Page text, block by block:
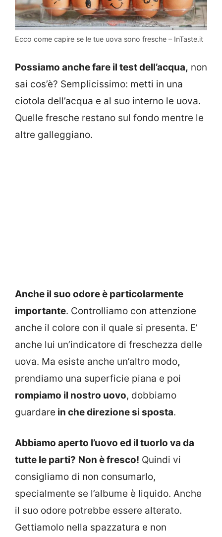
Ecco come capire se le tue uova sono fresche – InTaste.it
Possiamo anche fare il test dell’acqua, non
sai cos’è? Semplicissimo: metti in una
ciotola dell’acqua e al suo interno le uova.
Quelle fresche restano sul fondo mentre le
altre galleggiano.
Anche il suo odore è particolarmente
importante. Controlliamo con attenzione
anche il colore con il quale si presenta. E’
anche lui un’indicatore di freschezza delle
uova. Ma esiste anche un’altro modo,
prendiamo una superficie piana e poi
rompiamo il nostro uovo, dobbiamo
guardare in che direzione si sposta.
Abbiamo aperto l’uovo ed il tuorlo va da
tutte le parti? Non è fresco! Quindi vi
consigliamo di non consumarlo,
specialmente se l’albume è liquido. Anche
il suo odore potrebbe essere alterato.
Gettiamolo nella spazzatura e non